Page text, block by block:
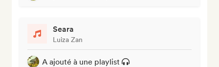
Seara
Luiza Zan
A ajouté à une playlist